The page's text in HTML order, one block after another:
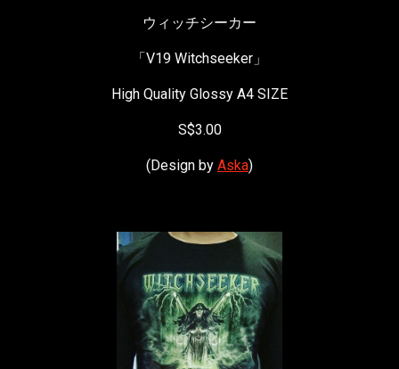
ウィッチシーカー
「V19 Witchseeker」
High Quality Glossy A4 SIZE
S$3.00
(Design by Aska)